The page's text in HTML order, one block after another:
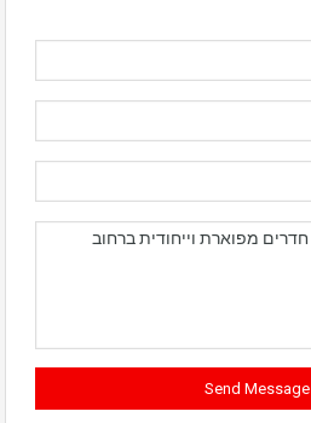
Send Message